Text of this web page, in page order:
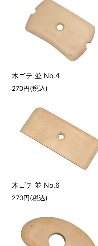
木ゴテ 並 No.4
270円(税込)
木ゴテ 並 No.6
270円(税込)